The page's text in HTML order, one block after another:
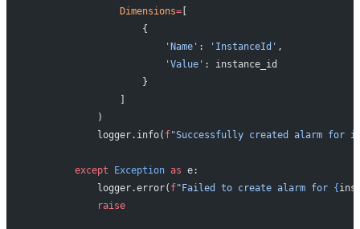
                Dimensions
=[
                    {
                        'Name'
: 'InstanceId' ,
                        'Value'
: instance_id
                    }
                ]
            )
            logger.info(
f"Successfully created alarm for
        except
Exception as e:
            logger.error(
f"Failed to create alarm for {
            raise